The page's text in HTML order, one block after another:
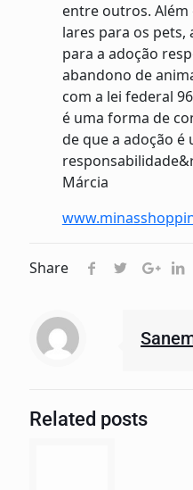
entre outros.
lares para os
para a adoção
abandono de
com a lei federal
é uma forma de
de que a adoção é
Márcia
Share
Related posts